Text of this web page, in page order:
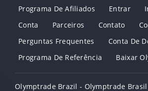
Programa De Afiliados
Entrar
Conta
Parceiros Contato
Perguntas Frequentes
Conta De
Programa De Referência
Baixar
Olymptrade Brazil - Olymptrade Brasil